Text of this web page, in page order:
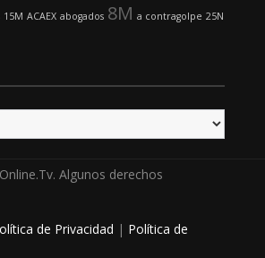
15M ACAEX abogados 8M a contragolpe 25N
Algunos derechos
de Privacidad | Política de